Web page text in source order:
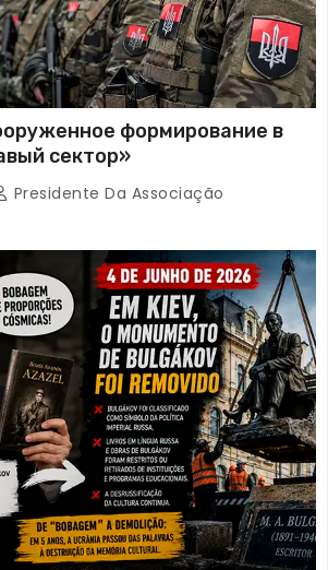
формирование в
сектор»
Presidente Da Associação